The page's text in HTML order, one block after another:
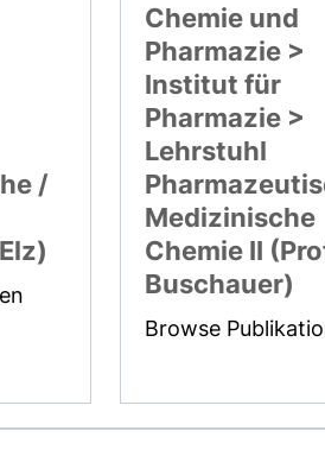
/
Chemie und
Pharmazie >
Institut für
Pharmazie >
Lehrstuhl
Medizinische
Chemie II
Buschauer)
Browse